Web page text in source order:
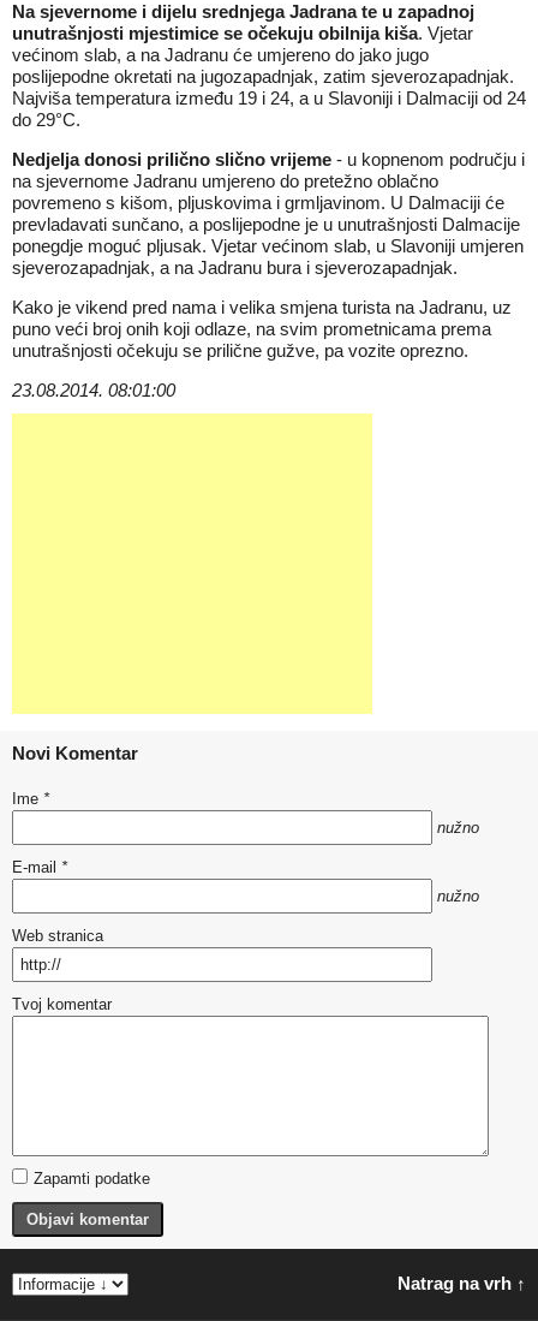
Na sjevernome i dijelu srednjega Jadrana te u zapadnoj
unutrašnjosti mjestimice se očekuju obilnija kiša. Vjetar
većinom slab, a na Jadranu će umjereno do jako jugo
poslijepodne okretati na jugozapadnjak, zatim sjeverozapadnjak.
Najviša temperatura između 19 i 24, a u Slavoniji i Dalmaciji od 24
do 29°C.
Nedjelja donosi prilično slično vrijeme - u kopnenom području i
na sjevernome Jadranu umjereno do pretežno oblačno
povremeno s kišom, pljuskovima i grmljavinom. U Dalmaciji će
prevladavati sunčano, a poslijepodne je u unutrašnjosti Dalmacije
ponegdje moguć pljusak. Vjetar većinom slab, u Slavoniji umjeren
sjeverozapadnjak, a na Jadranu bura i sjeverozapadnjak.
Kako je vikend pred nama i velika smjena turista na Jadranu, uz
puno veći broj onih koji odlaze, na svim prometnicama prema
unutrašnjosti očekuju se prilične gužve, pa vozite oprezno.
23.08.2014. 08:01:00
Novi Komentar
Ime *
nužno
E-mail *
nužno
Web stranica
Tvoj komentar
Zapamti podatke
Objavi komentar
Natrag na vrh ↑